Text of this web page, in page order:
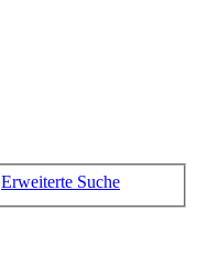
Erweiterte Suche